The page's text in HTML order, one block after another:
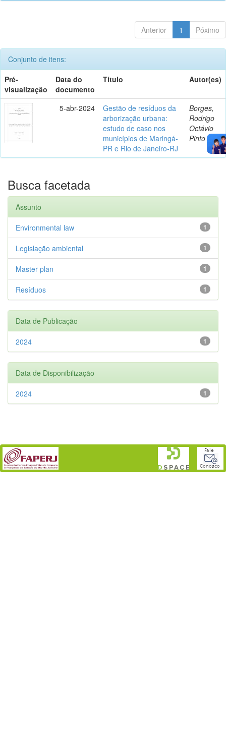
Anterior 1 Póximo
Conjunto de itens:
Pré-
visualização
Data do
documento
Título Autor(es)
5-abr-2024
Gestão de resíduos da
arborização urbana:
estudo de caso nos
municípios de Maringá-
PR e Rio de Janeiro-RJ
Borges,
Rodrigo
Octávio
Pinto
Busca facetada
Assunto
1
Environmental law
1
Legislação ambiental
1
Master plan
1
Resíduos
Data de Publicação
1
2024
Data de Disponibilização
1
2024